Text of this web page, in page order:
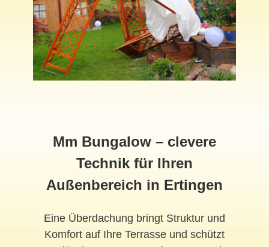
Mm Bungalow – clevere
Technik für Ihren
Außenbereich in Ertingen
Eine Überdachung bringt Struktur und
Komfort auf Ihre Terrasse und schützt